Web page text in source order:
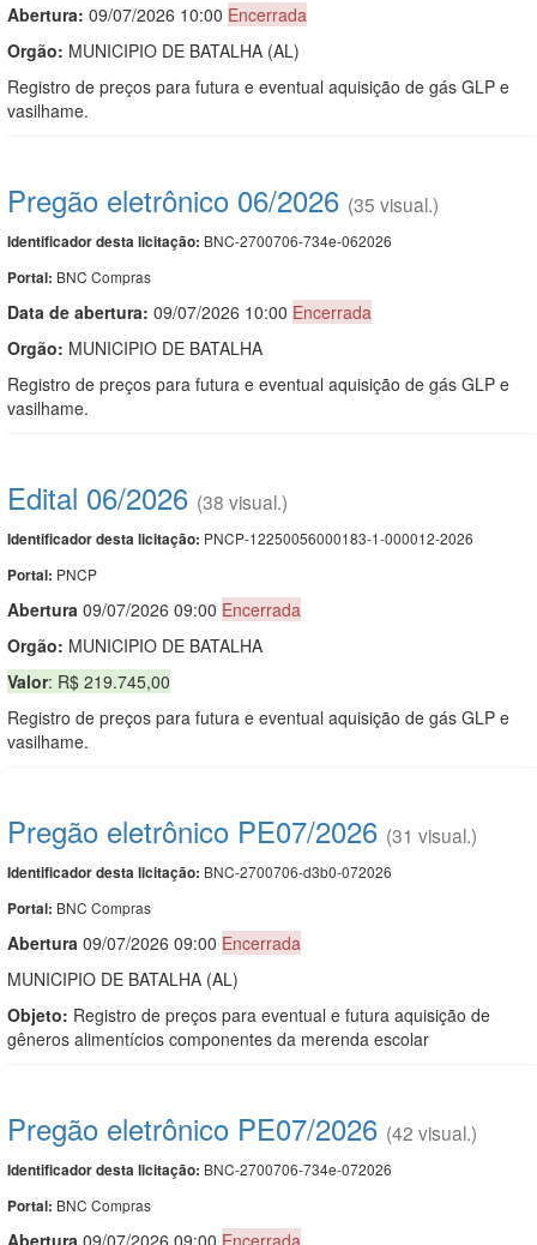
Abertura: 09/07/2026 10:00 Encerrada
Orgão: MUNICIPIO DE BATALHA (AL)
Registro de preços para futura e eventual aquisição de gás GLP e
vasilhame.
Pregão eletrônico 06/2026 (35 visual.)
Identificador desta licitação: BNC-2700706-734e-062026
Portal: BNC Compras
Data de abertura: 09/07/2026 10:00 Encerrada
Orgão: MUNICIPIO DE BATALHA
Registro de preços para futura e eventual aquisição de gás GLP e
vasilhame.
Edital 06/2026 (38 visual.)
Identificador desta licitação: PNCP-12250056000183-1-000012-2026
Portal: PNCP
Abertura 09/07/2026 09:00 Encerrada
Orgão: MUNICIPIO DE BATALHA
Valor: R$ 219.745,00
Registro de preços para futura e eventual aquisição de gás GLP e
vasilhame.
Pregão eletrônico PE07/2026 (31 visual.)
Identificador desta licitação: BNC-2700706-d3b0-072026
Portal: BNC Compras
Abertura 09/07/2026 09:00 Encerrada
MUNICIPIO DE BATALHA (AL)
Objeto: Registro de preços para eventual e futura aquisição de
gêneros alimentícios componentes da merenda escolar
Pregão eletrônico PE07/2026 (42 visual.)
Identificador desta licitação: BNC-2700706-734e-072026
Portal: BNC Compras
Abertura 09/07/2026 09:00 Encerrada